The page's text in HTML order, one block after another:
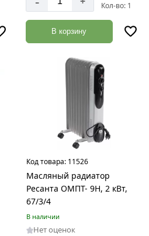
Кол-во: 1
В корзину
Код товара: 11526
Масляный радиатор
Ресанта ОМПТ- 9Н, 2 кВт,
67/3/4
В наличии
Нет оценок